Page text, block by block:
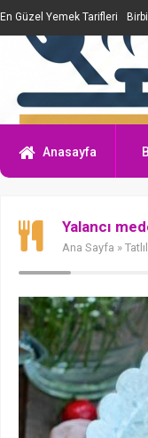
En Güzel Yemek Tarifleri
Anasayfa
Yalancı
Ana Sayfa »